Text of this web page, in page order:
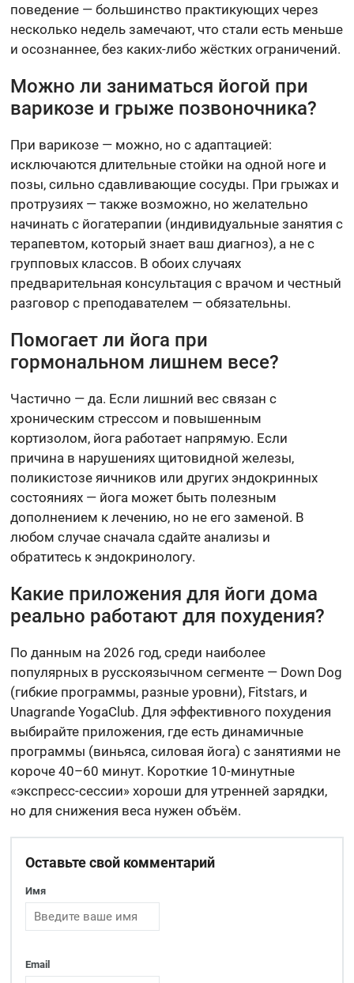
поведение — большинство практикующих через
несколько недель замечают, что стали есть меньше
и осознаннее, без каких-либо жёстких ограничений.
Можно ли заниматься йогой при
варикозе и грыже позвоночника?
При варикозе — можно, но с адаптацией:
исключаются длительные стойки на одной ноге и
позы, сильно сдавливающие сосуды. При грыжах и
протрузиях — также возможно, но желательно
начинать с йогатерапии (индивидуальные занятия с
терапевтом, который знает ваш диагноз), а не с
групповых классов. В обоих случаях
предварительная консультация с врачом и честный
разговор с преподавателем — обязательны.
Помогает ли йога при
гормональном лишнем весе?
Частично — да. Если лишний вес связан с
хроническим стрессом и повышенным
кортизолом, йога работает напрямую. Если
причина в нарушениях щитовидной железы,
поликистозе яичников или других эндокринных
состояниях — йога может быть полезным
дополнением к лечению, но не его заменой. В
любом случае сначала сдайте анализы и
обратитесь к эндокринологу.
Какие приложения для йоги дома
реально работают для похудения?
По данным на 2026 год, среди наиболее
популярных в русскоязычном сегменте — Down Dog
(гибкие программы, разные уровни), Fitstars, и
Unagrande YogaClub. Для эффективного похудения
выбирайте приложения, где есть динамичные
программы (виньяса, силовая йога) с занятиями не
короче 40–60 минут. Короткие 10-минутные
«экспресс-сессии» хороши для утренней зарядки,
но для снижения веса нужен объём.
Оставьте свой комментарий
Имя
Email